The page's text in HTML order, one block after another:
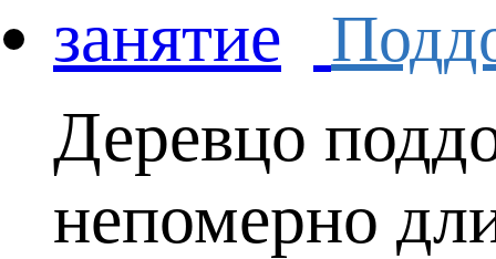
Деревцо
непомерно